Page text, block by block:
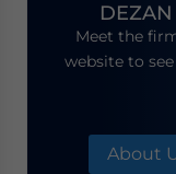
DEZAN
Meet the
website to
About